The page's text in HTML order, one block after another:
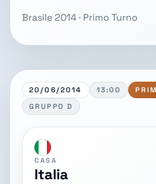
Brasile 2014 · Primo Turno
20/06/2014 13:00
GRUPPO D
CASA
Italia